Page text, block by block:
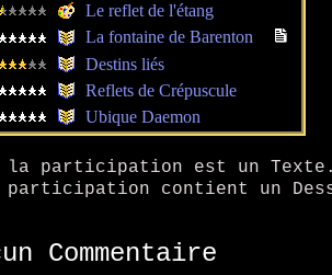
Le reflet de l'étang
La fontaine de Barenton
Destins liés
Reflets de Crépuscule
Ubique Daemon
participation est un Texte.
contient un
Commentaire